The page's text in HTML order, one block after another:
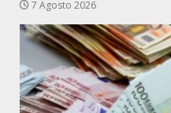
7 Agosto 2026